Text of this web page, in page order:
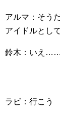
アルマ：そう
アイドルとし
鈴木：いえ……
ラビ：行こう